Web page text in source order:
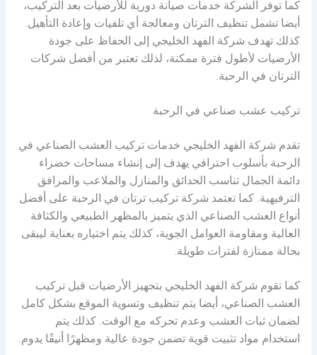
كما توفر الشركة خدمات صيانة دورية للأرضيات بعد التركيب،
أيضا تشمل تنظيف الترتان ومعالجة أي تلفيات وإعادة التأهيل.
كذلك تهدف شركة الفهد الخليجي إلى الحفاظ على جودة
الأرضيات لأطول فترة ممكنة، لذلك تعتبر من أفضل شركات
الترتان في الرحبة.
تركيب عشب صناعي في الرحبة
تقدم شركة الفهد الخليجي خدمات تركيب العشب الصناعي في
الرحبة بأسلوب احترافي يهدف إلى إنشاء مساحات خضراء
دائمة الجمال تناسب الحدائق والمنازل والملاعب والمرافق
الترفيهية. كما تعتمد شركة تركيب ترتان في الرحبة على أفضل
أنواع العشب الصناعي الذي يتميز بالمظهر الطبيعي والكثافة
العالية ومقاومة العوامل الجوية، كذلك يتم اختياره بعناية ليبقى
بحالة ممتازة لفترات طويلة.
كما تقوم شركة الفهد الخليجي بتجهيز الأرضيات قبل تركيب
العشب الصناعي، أيضا يتم تنظيف وتسوية الموقع بشكل كامل
لضمان ثبات العشب وعدم تحركه مع الوقت. كذلك يتم
استخدام مواد تثبيت قوية تضمن جودة عالية ومظهرًا أنيقًا يدوم.